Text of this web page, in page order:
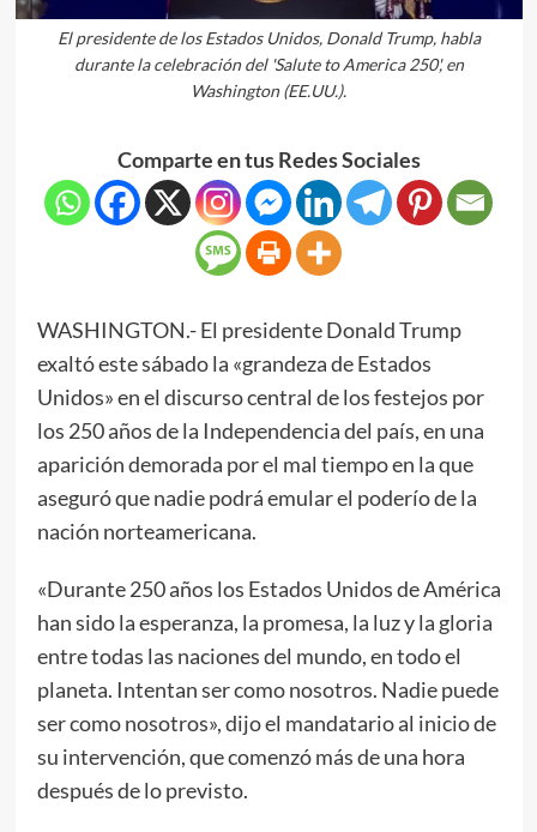
El presidente de los Estados Unidos, Donald Trump, habla
durante la celebración del 'Salute to America 250', en
Washington (EE.UU.).
Comparte en tus Redes Sociales
WASHINGTON.- El presidente Donald Trump
exaltó este sábado la «grandeza de Estados
Unidos» en el discurso central de los festejos por
los 250 años de la Independencia del país, en una
aparición demorada por el mal tiempo en la que
aseguró que nadie podrá emular el poderío de la
nación norteamericana.
«Durante 250 años los Estados Unidos de América
han sido la esperanza, la promesa, la luz y la gloria
entre todas las naciones del mundo, en todo el
planeta. Intentan ser como nosotros. Nadie puede
ser como nosotros», dijo el mandatario al inicio de
su intervención, que comenzó más de una hora
después de lo previsto.